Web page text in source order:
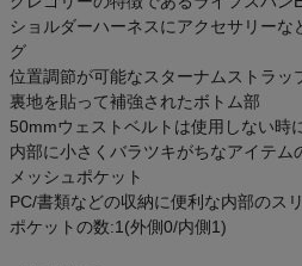
ショルダーハーネスにアクセサリー
グ
位置調節が可能なスターナムストラッ
裏地を貼って補強されたボトム部
50mmウェストベルトは使用しない時
内部に小さくバラツキがちなアイテム
メッシュポケット
PC/書類などの収納に便利な内部のス
ポケットの数:1(外側0/内側1)